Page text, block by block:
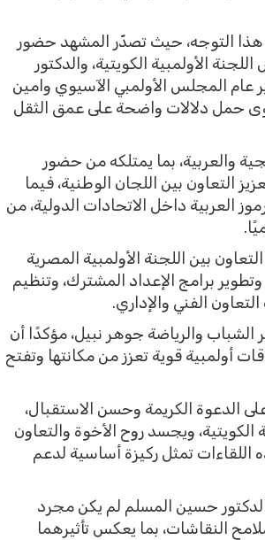
هذا التوجه، حيث تصدّر المشهد حضور
الأولمبية الكويتية، والدكتور
عام المجلس الأولمبي الآسيوي وامين
حمل دلالات واضحة على عمق الثقل
والعربية، بما يمتلكه من حضور
التعاون بين اللجان الوطنية، فيما
العربية داخل الاتحادات الدولية، من
بين اللجنة الأولمبية المصرية
برامج الإعداد المشترك، وتنظيم
الفني والإداري.
والرياضة جوهر نبيل، مؤكدًا أن
أولمبية قوية تعزز من مكانتها وتفتح
الدعوة الكريمة وحسن الاستقبال،
ويجسد روح الأخوة والتعاون
اللقاءات تمثل ركيزة أساسية لدعم
حسين المسلم لم يكن مجرد
النقاشات، بما يعكس تأثيرهما